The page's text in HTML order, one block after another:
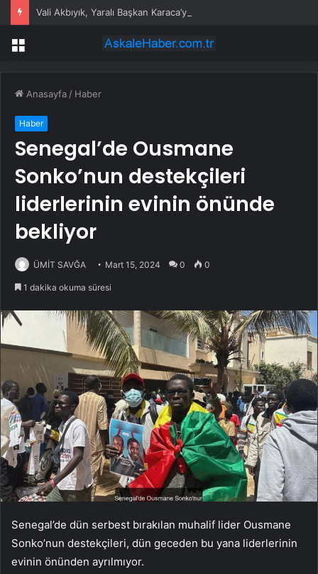
Vali Akbıyık, Yaralı Başkan Karaca’yı Ziyaret Etti
Menü
Anasayfa / Haber
Haber
Senegal’de Ousmane
Sonko’nun destekçileri
liderlerinin evinin önünde
bekliyor
ÜMİT SAVĞA Mart 15, 2024 0 0
1 dakika okuma süresi
Senegal’de dün serbest bırakılan muhalif lider Ousmane
Sonko’nun destekçileri, dün geceden bu yana liderlerinin
evinin önünden ayrılmıyor.